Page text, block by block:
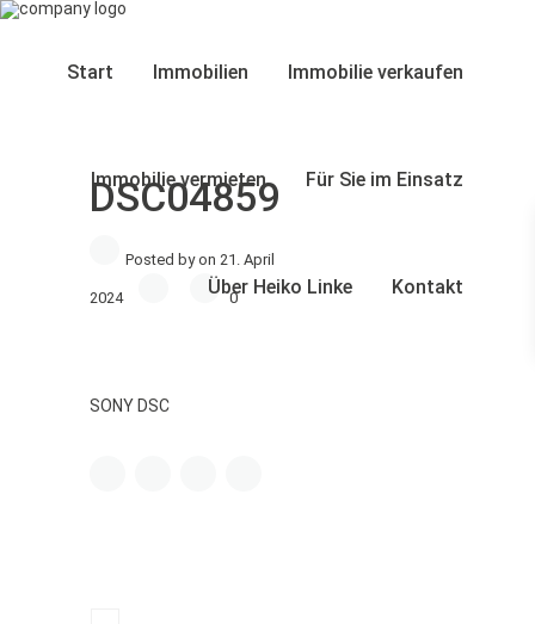
Start Immobilien Immobilie verkaufen
Immobilie vermieten Für Sie im Einsatz
Über Heiko Linke Kontakt
DSC04859
Posted by on 21. April
2024 0
SONY DSC